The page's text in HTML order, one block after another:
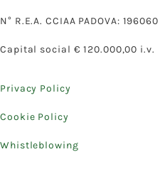
N° R.E.A. CCIAA PADOVA: 196060
Capital social € 120.000,00 i.v.
Privacy Policy
Cookie Policy
Whistleblowing